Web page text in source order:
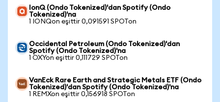
IonQ (Ondo Tokenized)'dan Spotify (Ondo
Tokenized)'na
1 IONQon eşittir 0,091591 SPOTon
Occidental Petroleum (Ondo Tokenized)'dan
Spotify (Ondo Tokenized)'na
1 OXYon eşittir 0,111729 SPOTon
VanEck Rare Earth and Strategic Metals ETF (Ondo
Tokenized)'dan Spotify (Ondo Tokenized)'na
1 REMXon eşittir 0,156918 SPOTon